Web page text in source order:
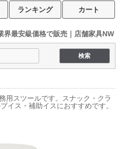
ランキング カート
界最安級価格で販売｜店舗家具NW
用スツールです。スナック・クラ
イス・補助イスにおすすめです。